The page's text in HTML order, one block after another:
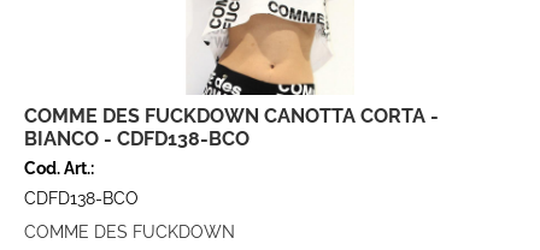
COMME DES FUCKDOWN CANOTTA CORTA -
BIANCO - CDFD138-BCO
Cod. Art.:
CDFD138-BCO
COMME DES FUCKDOWN